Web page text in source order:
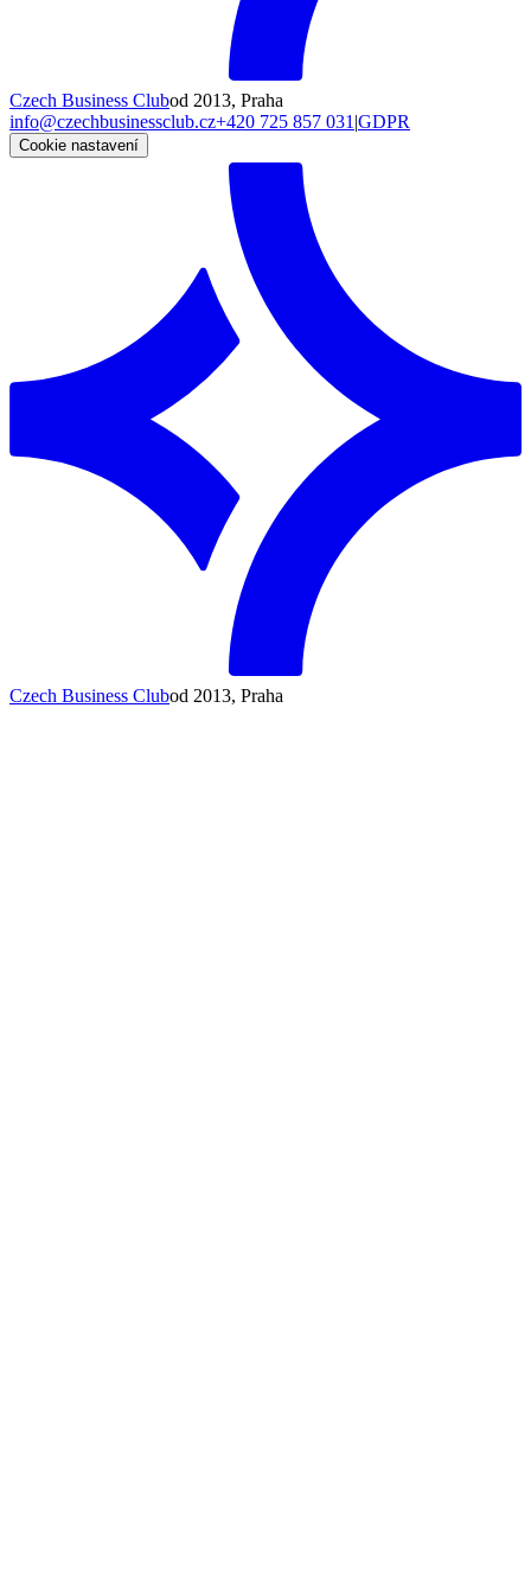
Czech Business Clubod 2013, Praha
info@czechbusinessclub.cz+420 725 857 031 GDPR
Cookie nastavení
Czech Business Clubod 2013, Praha